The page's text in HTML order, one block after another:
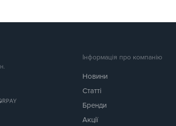
Інформація про компанію
Новини
Статті
Бренди
Акції